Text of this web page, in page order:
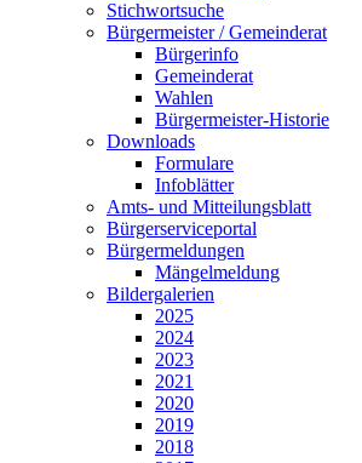
Stichwortsuche
Bürgermeister / Gemeinderat
Bürgerinfo
Gemeinderat
Wahlen
Bürgermeister-Historie
Downloads
Formulare
Infoblätter
Amts- und Mitteilungsblatt
Bürgerserviceportal
Bürgermeldungen
Mängelmeldung
Bildergalerien
2025
2024
2023
2021
2020
2019
2018